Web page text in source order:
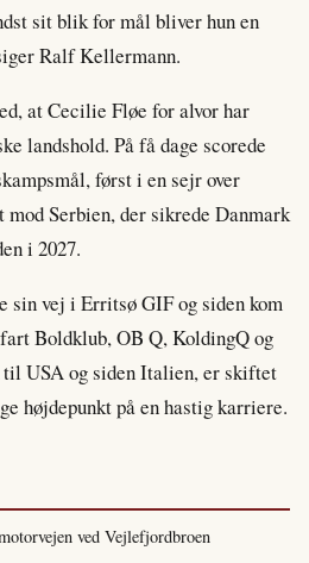
sit blik for mål bliver hun en
Ralf Kellermann.
at Cecilie Fløe for alvor har
landshold. På få dage scorede
først i en sejr over
Serbien, der sikrede Danmark
i 2027.
sin vej i Erritsø GIF og siden kom
Boldklub, OB Q, KoldingQ og
USA og siden Italien, er skiftet
højdepunkt på en hastig karriere.
ved Vejlefjordbroen